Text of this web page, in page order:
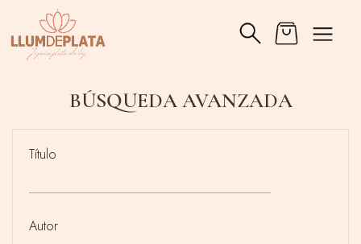
BÚSQUEDA AVANZADA
Título
Autor